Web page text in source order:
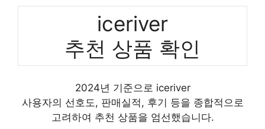
iceriver
추천 상품 확인
2024년 기준으로 iceriver
사용자의 선호도, 판매실적, 후기 등을 종합적으로
고려하여 추천 상품을 엄선했습니다.